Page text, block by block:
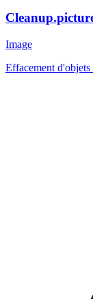
Image
Effacement